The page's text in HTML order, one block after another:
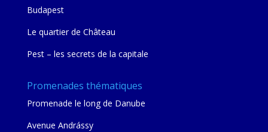
Budapest
Le quartier de Château
Pest – les secrets de la capitale
Promenades thématiques
Promenade le long de Danube
Avenue Andrássy